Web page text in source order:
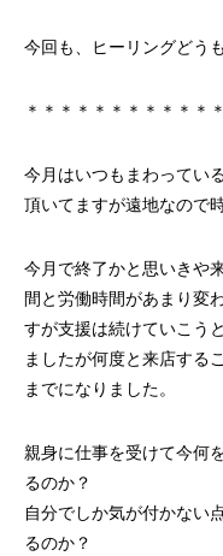
今回も、ヒーリングどう
＊＊＊＊＊＊＊＊＊＊＊＊
今月はいつもまわってい
頂いてますが遠地なので
今月で終了かと思いきや
間と労働時間があまり変
すが支援は続けていこう
ましたが何度と来店する
までになりました。
親身に仕事を受けて今何
るのか？
自分でしか気が付かない
るのか？